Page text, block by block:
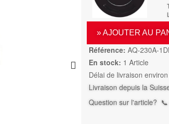
» AJOUTER AU
Référence: AQ-230A-
En stock: 1 Article
Délai de livraison
Livraison depuis la
Question sur l'article? 📞